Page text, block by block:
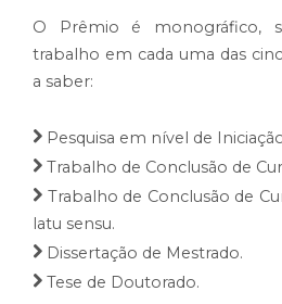
O Prêmio é monográfico,
trabalho em cada uma das
a saber:
Pesquisa em nível de
Trabalho de Conclusão de
Trabalho de Conclusão de
latu sensu.
Dissertação de Mestrado.
Tese de Doutorado.